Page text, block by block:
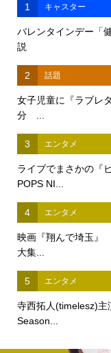
1 キャスター
バレンタインデー「
説
2 話題
女子児童に『ラブレ
分 ...
3 エンタメ
ライブでまさかの『
POPS NI...
4 エンタメ
映画『翔んで埼玉』
大集...
5 エンタメ
寺西拓人(timelesz)
Season...